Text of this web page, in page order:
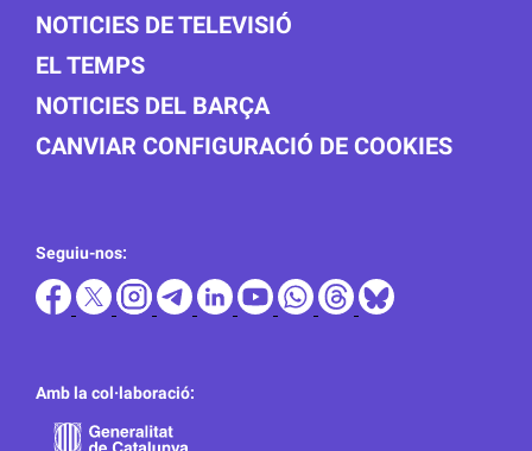
NOTICIES DE TELEVISIÓ
EL TEMPS
NOTICIES DEL BARÇA
CANVIAR CONFIGURACIÓ DE COOKIES
Seguiu-nos:
Amb la col·laboració: